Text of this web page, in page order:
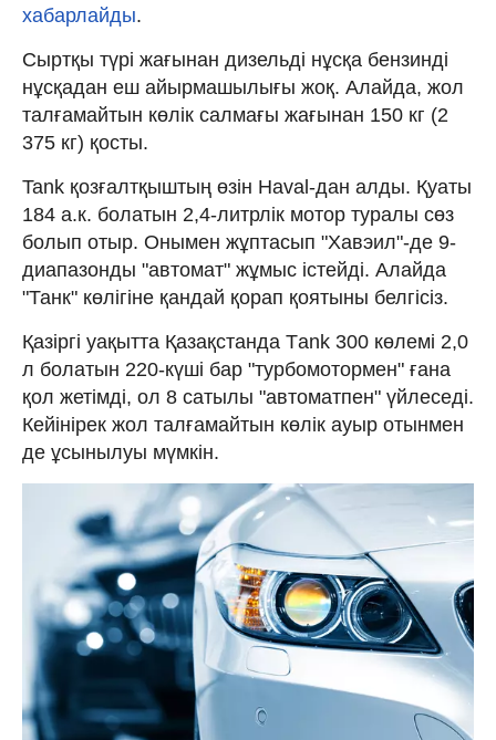
хабарлайды.
Сыртқы түрі жағынан дизельді нұсқа бензинді
нұсқадан еш айырмашылығы жоқ. Алайда, жол
талғамайтын көлік салмағы жағынан 150 кг (2
375 кг) қосты.
Tank қозғалтқыштың өзін Haval-дан алды. Қуаты
184 а.к. болатын 2,4-литрлік мотор туралы сөз
болып отыр. Онымен жұптасып "Хавэил"-де 9-
диапазонды "автомат" жұмыс істейді. Алайда
"Танк" көлігіне қандай қорап қоятыны белгісіз.
Қазіргі уақытта Қазақстанда Тank 300 көлемі 2,0
л болатын 220-күші бар "турбомотормен" ғана
қол жетімді, ол 8 сатылы "автоматпен" үйлеседі.
Кейінірек жол талғамайтын көлік ауыр отынмен
де ұсынылуы мүмкін.